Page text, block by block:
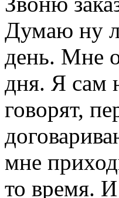
Думаю ну
день. Мне
дня. Я сам
говорят,
мне
то время.